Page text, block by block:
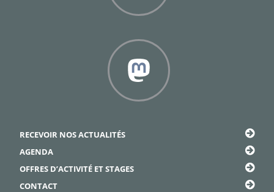
RECEVOIR NOS ACTUALITÉS
AGENDA
OFFRES D’ACTIVITÉ ET STAGES
CONTACT